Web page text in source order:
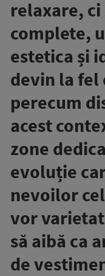
relaxare,
complete,
estetica și
devin la
perecum
acest
zone
evoluție
nevoilor
vor
să aibă ca
de